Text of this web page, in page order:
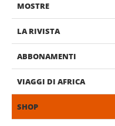
MOSTRE
LA RIVISTA
ABBONAMENTI
VIAGGI DI AFRICA
SHOP